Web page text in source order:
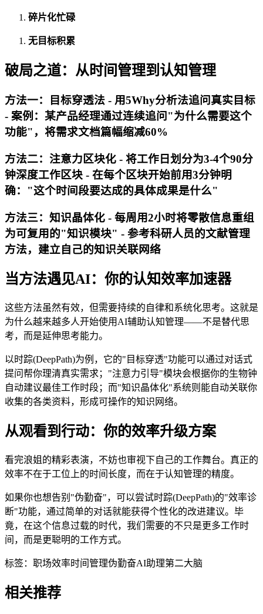
碎片化忙碌
无目标积累
破局之道：从时间管理到认知管理
方法一：目标穿透法 - 用5Why分析法追问真实目标
- 案例：某产品经理通过连续追问"为什么需要这个
功能"，将需求文档篇幅缩减60%
方法二：注意力区块化 - 将工作日划分为3-4个90分
钟深度工作区块 - 在每个区块开始前用3分钟明
确："这个时间段要达成的具体成果是什么"
方法三：知识晶体化 - 每周用2小时将零散信息重组
为可复用的"知识模块" - 参考科研人员的文献管理
方法，建立自己的知识关联网络
当方法遇见AI：你的认知效率加速器
这些方法虽然有效，但需要持续的自律和系统化思考。这就是
为什么越来越多人开始使用AI辅助认知管理——不是替代思
考，而是延伸思考能力。
以时踪(DeepPath)为例，它的"目标穿透"功能可以通过对话式
提问帮你理清真实需求；"注意力引导"模块会根据你的生物钟
自动建议最佳工作时段；而"知识晶体化"系统则能自动关联你
收集的各类资料，形成可操作的知识网络。
从观看到行动：你的效率升级方案
看完浪姐的精彩表演，不妨也审视下自己的工作舞台。真正的
效率不在于工位上的时间长度，而在于认知管理的精度。
如果你也想告别"伪勤奋"，可以尝试时踪(DeepPath)的"效率诊
断"功能，通过简单的对话就能获得个性化的改进建议。毕
竟，在这个信息过载的时代，我们需要的不只是更多工作时
间，而是更聪明的工作方式。
标签： 职场效率时间管理伪勤奋AI助理第二大脑
相关推荐